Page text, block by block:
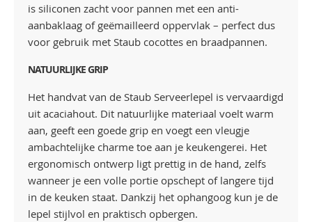
is siliconen zacht voor pannen met een anti-
aanbaklaag of geëmailleerd oppervlak – perfect dus
voor gebruik met Staub cocottes en braadpannen.
NATUURLIJKE GRIP
Het handvat van de Staub Serveerlepel is vervaardigd
uit acaciahout. Dit natuurlijke materiaal voelt warm
aan, geeft een goede grip en voegt een vleugje
ambachtelijke charme toe aan je keukengerei. Het
ergonomisch ontwerp ligt prettig in de hand, zelfs
wanneer je een volle portie opschept of langere tijd
in de keuken staat. Dankzij het ophangoog kun je de
lepel stijlvol en praktisch opbergen.